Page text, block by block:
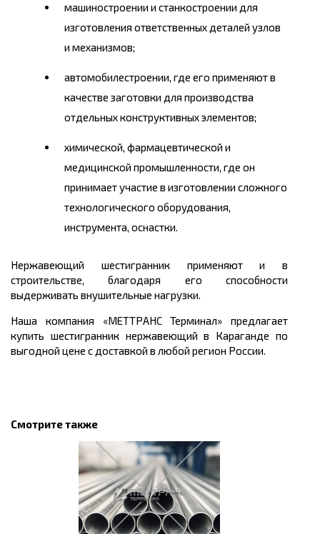
машиностроении и станкостроении для
изготовления ответственных деталей узлов
и механизмов;
автомобилестроении, где его применяютв
качестве заготовки для производства
отдельных конструктивных элементов;
химической, фармацевтической и
медицинской промышленности, где он
принимает участие в изготовлении сложного
технологического оборудования,
инструмента, оснастки.
Нержавеющий шестигранник применяют и в
строительстве, благодаря его способности
выдерживать внушительные нагрузки.
Наша компания «МЕТТРАНС Терминал» предлагает
купить шестигранник нержавеющий в Карагандепо
выгодной цене с доставкой в любой регион России.
Смотрите также